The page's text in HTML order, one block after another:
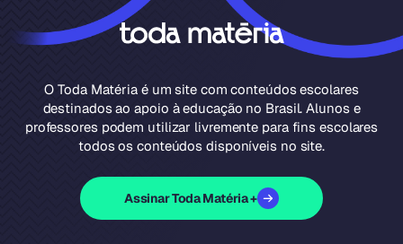
O Toda Matéria é um site com conteúdos escolares
destinados ao apoio à educação no Brasil. Alunos e
professores podem utilizar livremente para fins escolares
todos os conteúdos disponíveis no site.
Assinar Toda Matéria +